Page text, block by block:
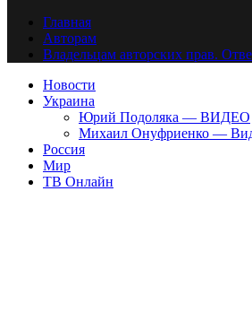
Главная
Авторам
Владельцам авторских прав.
Новости
Украина
Юрий Подоляка — ВИДЕО
Михаил Онуфриенко —
Россия
Мир
ТВ Онлайн